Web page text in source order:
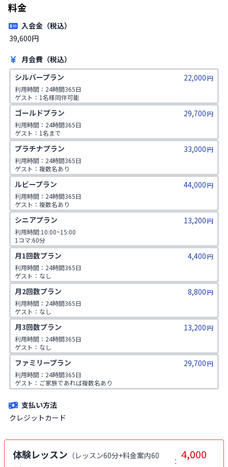
料金
入会金（税込）
39,600円
月会費（税込）
シルバープラン
22,000円
利用時間：24時間365日
ゲスト：1名様同伴可能
ゴールドプラン 29,700円
利用時間：24時間365日
ゲスト：1名まで
1日2コマ予約可
プラチナプラン 33,000円
利用時間：24時間365日
ゲスト：複数名あり
1日2コマ予約可
ルビープラン 44,000円
利用時間：24時間365日
ゲスト：複数名あり
1日3コマ予約可
シニアプラン 13,200円
利用時間:10:00~15:00
1コマ:60分
対象年齢:60歳以上
ゲスト:無し
月1回数プラン 4,400円
利用時間：24時間365日
ゲスト：なし
月2回数プラン 8,800円
利用時間：24時間365日
ゲスト：なし
月3回数プラン 13,200円
利用時間：24時間365日
ゲスト：なし
ファミリープラン 29,700円
利用時間：24時間365日
ゲスト：ご家族であれば複数名あり
※ご入会時にご家族名の登録をお願いしております。二親等までのご家
支払い方法
クレジットカード
体験レッスン （レッスン60分+料金案内60
： 4,000